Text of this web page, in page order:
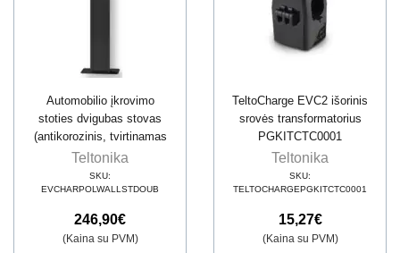
Automobilio įkrovimo
stoties dvigubas stovas
(antikorozinis, tvirtinamas
ant žemės)
Teltonika
SKU:
EVCHARPOLWALLSTDOUB
246,90€
(Kaina su PVM)
TeltoCharge EVC2 išorinis
srovės transformatorius
PGKITCTC0001
Teltonika
SKU:
TELTOCHARGEPGKITCTC0001
15,27€
(Kaina su PVM)